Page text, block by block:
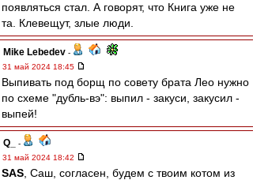
появляться стал. А говорят, что Книга уже не
та. Клевещут, злые люди.
Mike Lebedev -
31 май 2024 18:45
Выпивать под борщ по совету брата Лео нужно
по схеме "дубль-вэ": выпил - закуси, закусил -
выпей!
Q_
-
31 май 2024 18:42
SAS , Саш, согласен, будем с твоим котом из